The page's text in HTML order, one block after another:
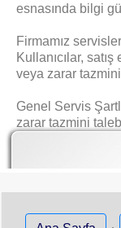
esnasında bilgi
Firmamız
Kullanıcılar,
veya zarar
Genel Servis
zarar tazmini